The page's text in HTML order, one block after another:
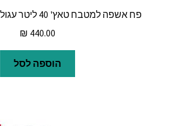
פח אשפה למטבח טאץ' 40 ליטר עגול שחור MELICONI
₪ 440.00
הוספה לסל